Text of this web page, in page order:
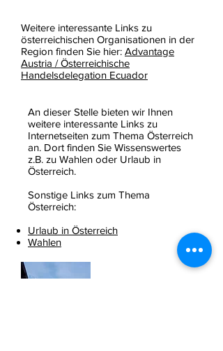
Weitere interessante Links zu
österreichischen Organisationen in der
Region finden Sie hier: Advantage
Austria / Österreichische
Handelsdelegation Ecuador
An dieser Stelle bieten wir Ihnen
weitere interessante Links zu
Internetseiten zum Thema Österreich
an. Dort finden Sie Wissenswertes
z.B. zu Wahlen oder Urlaub in
Österreich.
Sonstige Links zum Thema
Österreich:
Urlaub in Österreich
Wahlen